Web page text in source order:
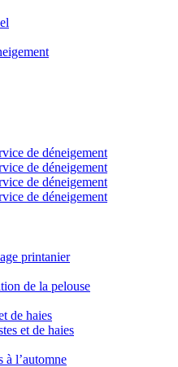
printanier
de la pelouse
de haies
et de haies
à l’automne